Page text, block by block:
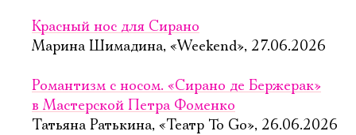
Красный нос для Сирано
Марина Шимадина, «Weekend», 27.06.2026
Романтизм с носом. «Сирано де Бержерак»
в Мастерской Петра Фоменко
Татьяна Ратькина, «Театр To Go», 26.06.2026